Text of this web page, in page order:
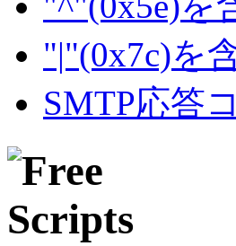
"|"(0x7c)を
SMTP応答